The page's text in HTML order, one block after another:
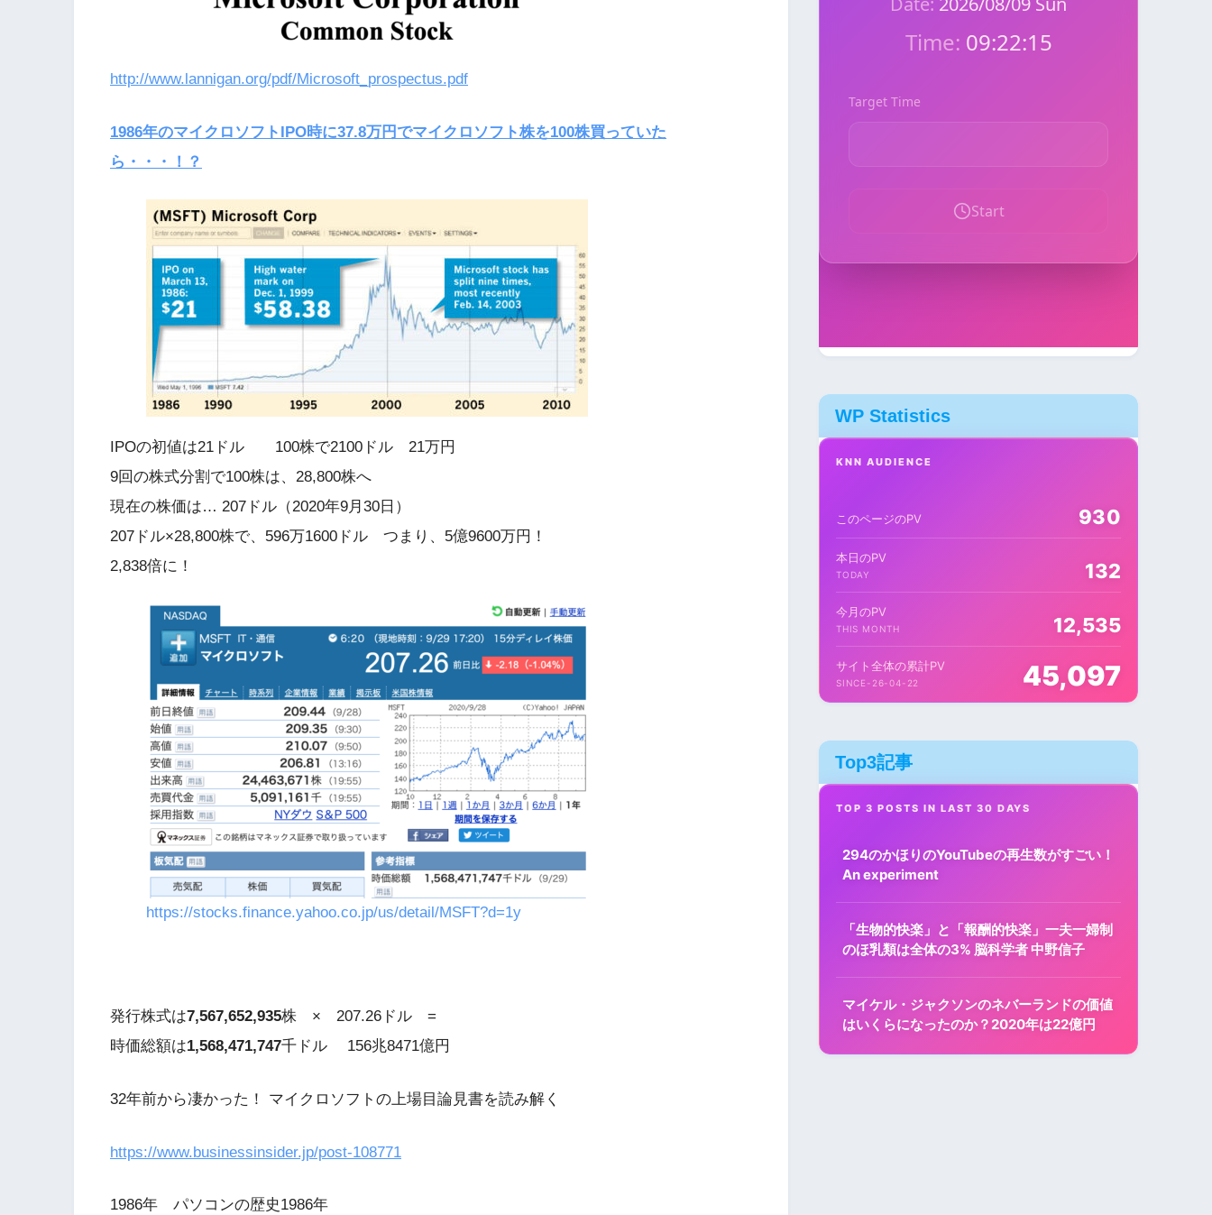
http://www.lannigan.org/pdf/Microsoft_prospectus.pdf
1986年のマイクロソフトIPO時に37.8万円でマイクロソフト株を100株買っていた
ら・・・！？
IPOの初値は21ドル 100株で2100ドル 21万円
9回の株式分割で100株は、28,800株へ
現在の株価は… 207ドル（2020年9月30日）
207ドル×28,800株で、596万1600ドル つまり、5億9600万円！
2,838倍に！
https://stocks.finance.yahoo.co.jp/us/detail/MSFT?d=1y
発行株式は7,567,652,935株 × 207.26ドル =
時価総額は1,568,471,747千ドル 156兆8471億円
32年前から凄かった！ マイクロソフトの上場目論見書を読み解く
https://www.businessinsider.jp/post-108771
1986年 パソコンの歴史1986年
WP Statistics
KNN AUDIENCE
このページのPV 930
本日のPV
TODAY 132
今月のPV
THIS MONTH 12,535
サイト全体の累計PV
SINCE-26-04-22 45,097
Top3記事
TOP 3 POSTS IN LAST 30 DAYS
294のかほりのYouTubeの再生数がすごい！
An experiment
「生物的快楽」と「報酬的快楽」一夫一婦制
のほ乳類は全体の3% 脳科学者 中野信子
マイケル・ジャクソンのネバーランドの価値
はいくらになったのか？2020年は22億円